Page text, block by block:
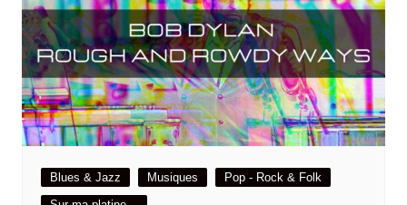
Blues & Jazz Musiques
Pop - Rock & Folk